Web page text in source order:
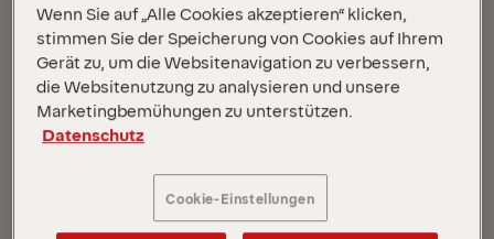
PK 24.001 SLD5
Scania G 420 B6x2*4 NB
Wenn Sie auf „Alle Cookies akzeptieren“ klicken,
stimmen Sie der Speicherung von Cookies auf Ihrem
Gerät zu, um die Websitenavigation zu verbessern,
die Websitenutzung zu analysieren und unsere
Marketingbemühungen zu unterstützen.
Datenschutz
Cookie-Einstellungen